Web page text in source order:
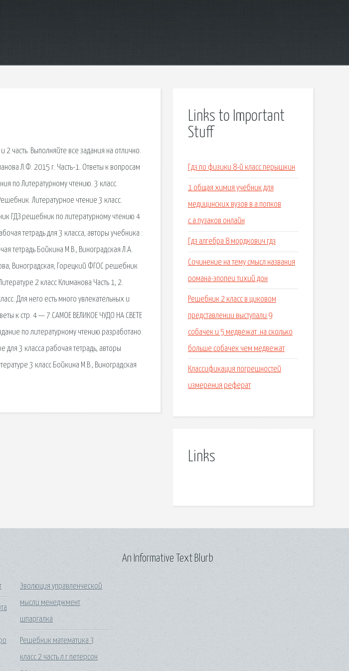
часть. Выполняйте все задания на отлично.
Л.Ф. 2015 г. Часть-1. Ответы к вопросам
по Литературному чтению. 3 класс.
Литературное чтение 3 класс.
ГДЗ решебник по литературному чтению 4
тетрадь для 3 класса, авторы учебника :
тетрадь Бойкина М.В., Виноградская Л.А.
Виноградская, Горецкий ФГОС решебник
2 класс Климанова Часть 1, 2.
Для него есть много увлекательных и
к стр. 4 — 7.САМОЕ ВЕЛИКОЕ ЧУДО НА СВЕТЕ
по литературному чтению разработано
для 3 класса рабочая тетрадь, авторы
3 класс Бойкина М.В., Виноградская
Links to Important
Stuff
Гдз по физики 8-й класс перышкин
1 общая химия учебник для
медицинских вузов в.а.попков
с.а.пузаков онлайн
Гдз алгебра 8 мордкович гдз
Сочинение на тему смысл названия
романа-эпопеи тихий дон
Решебник 2 класс в циковом
представлении выступали 9
собачек и 5 медвежат .на сколько
больше собачек чем медвежат
Классификация погрешностей
измерения реферат
Links
Эволюция управленческой
мысли менеджмент
шпаргалка
Решебник математика 3
класс 2 часть л.г петерсон
An Informative Text Blurb